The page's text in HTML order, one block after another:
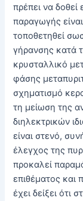
πρέπει να
παραγωγής
τοποθετηθεί
γήρανσης κατά
κρυσταλλικό
φάσης
σχηματισμό
τη μείωση της
διηλεκτρικών
είναι στενό,
έλεγχος της
προκαλεί
επιθέματος και
έχει δείξει